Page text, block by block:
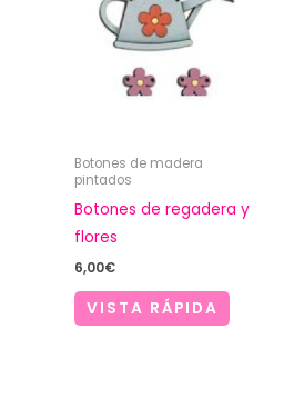
Botones de madera
pintados
Botones de regadera y
flores
6,00€
VISTA RÁPIDA